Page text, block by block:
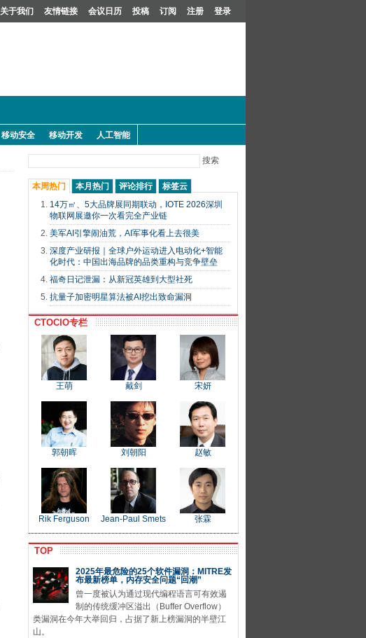
关于我们 友情链接 会议日历 投稿 订阅 注册 登录
移动安全 移动开发 人工智能
搜索
本周热门 本月热门 评论排行
标签云
14万㎡、5大品牌展同期联动，IOTE 2026深圳
物联网展邀你一次看完全产业链
美军AI引擎闹油荒，AI军事化看上去很美
深度产业研报｜全球户外运动进入电动化+智能
化时代：中国出海品牌的品类重构与竞争壁垒
福奇日记泄漏：从新冠英雄到大型社死
抗量子加密明星算法被AI挖出致命漏洞
CTOCIO专栏
王萌 戴剑 宋妍
郭朝晖 刘朝阳 赵敏
Rik Ferguson Jean-Paul Smets 张霖
TOP
2025年最危险的25个软件漏洞：MITRE发
布最新榜单，内存安全问题“回潮”
曾一度被认为通过现代编程语言可有效遏
制的传统缓冲区溢出（Buffer Overflow）
类漏洞在今年大举回归，占据了新上榜漏洞的半壁江
山。